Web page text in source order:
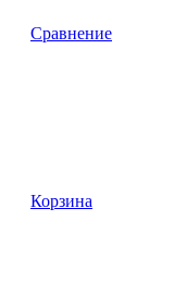
Сравнение
Корзина